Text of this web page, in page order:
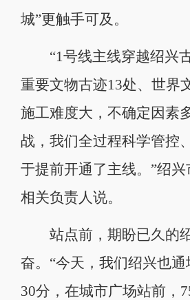
城”更触手可及。
“1号线主线穿越绍兴
重要文物古迹13处、世界
施工难度大，不确定因素
战，我们全过程科学管控
于提前开通了主线。”绍兴
相关负责人说。
站点前，期盼已久的
奋。“今天，我们绍兴也通
30分，在城市广场站前，